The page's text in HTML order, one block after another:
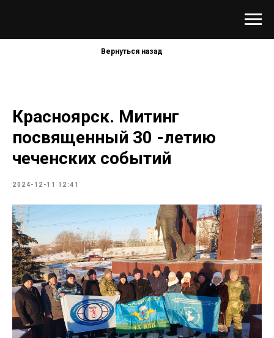
Вернуться назад
Красноярск. Митинг
посвященный 30 -летию
чеченских событий
2024-12-11 12:41